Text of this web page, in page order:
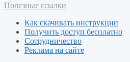
Полезные ссылки
Как скачивать инструкции
Получить доступ бесплатно
Сотрудничество
Реклама на сайте